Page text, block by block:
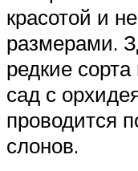
красотой и
размерами.
редкие
сад с
проводится
слонов.